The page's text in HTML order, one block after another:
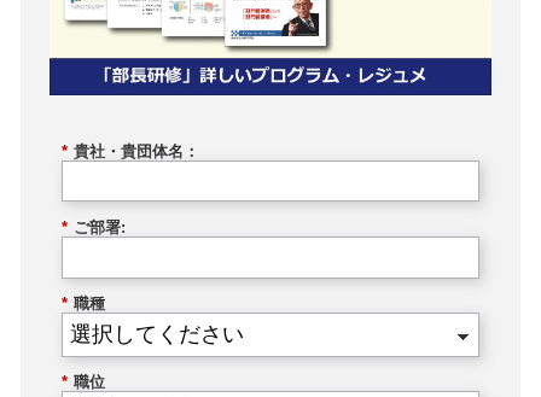
* 貴社・貴団体名：
* ご部署:
* 職種
* 職位